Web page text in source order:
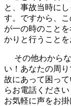
と、事故当時に
す。ですから、
が一の時のこと
かりと行うことを
その他わからな
い！あなたの周
故にあって困っ
らお電話くださ
お気軽に声をお